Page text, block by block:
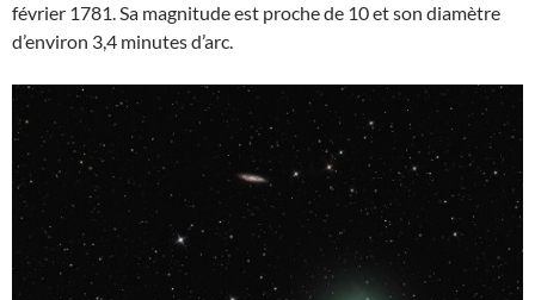
février 1781. Sa magnitude est proche de 10 et son diamètre
d’environ 3,4 minutes d’arc.